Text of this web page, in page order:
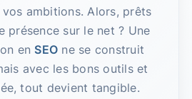
ambitions. Alors, prêts
présence sur le net ? Une
en SEO ne se construit
avec les bons outils et
tout devient tangible.